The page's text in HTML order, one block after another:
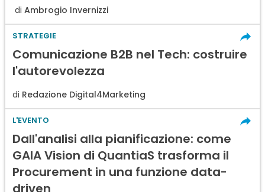
di Ambrogio Invernizzi
STRATEGIE
Comunicazione B2B nel Tech: costruire
l'autorevolezza
di Redazione Digital4Marketing
L'EVENTO
Dall'analisi alla pianificazione: come
GAIA Vision di QuantiaS trasforma il
Procurement in una funzione data-
driven